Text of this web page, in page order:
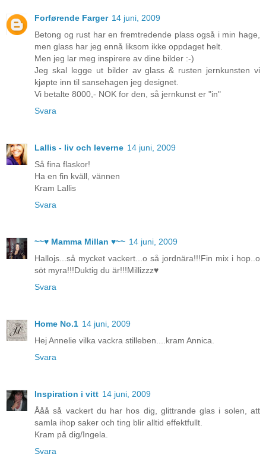
Forførende Farger 14 juni, 2009
Betong og rust har en fremtredende plass også i min hage,
men glass har jeg ennå liksom ikke oppdaget helt.
Men jeg lar meg inspirere av dine bilder :-)
Jeg skal legge ut bilder av glass & rusten jernkunsten vi
kjøpte inn til sansehagen jeg designet.
Vi betalte 8000,- NOK for den, så jernkunst er "in"
Svara
Lallis - liv och leverne 14 juni, 2009
Så fina flaskor!
Ha en fin kväll, vännen
Kram Lallis
Svara
~~♥ Mamma Millan ♥~~ 14 juni, 2009
Hallojs...så mycket vackert...o så jordnära!!!Fin mix i hop..o
söt myra!!!Duktig du är!!!Millizzz♥
Svara
Home No.1 14 juni, 2009
Hej Annelie vilka vackra stilleben....kram Annica.
Svara
Inspiration i vitt 14 juni, 2009
Ååå så vackert du har hos dig, glittrande glas i solen, att
samla ihop saker och ting blir alltid effektfullt.
Kram på dig/Ingela.
Svara